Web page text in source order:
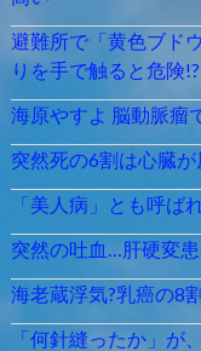
避難所で「黄色ブド
りを手で触ると危険!?
海原やすよ 脳動脈瘤
突然死の6割は心臓が
「美人病」とも呼ば
突然の吐血…肝硬変
海老蔵浮気?乳癌の8
「何針縫ったか」が